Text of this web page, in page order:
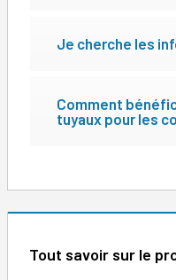
Je cherche les
Comment
tuyaux pour les
Tout savoir sur le